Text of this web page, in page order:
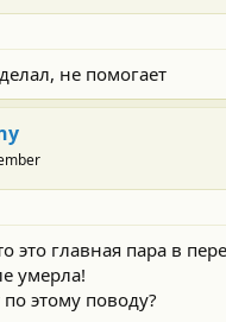
не помогает
это главная пара в
умерла!
этому поводу?